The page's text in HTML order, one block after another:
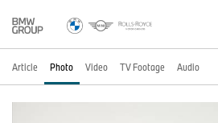
Article Photo Video TV Footage Audio